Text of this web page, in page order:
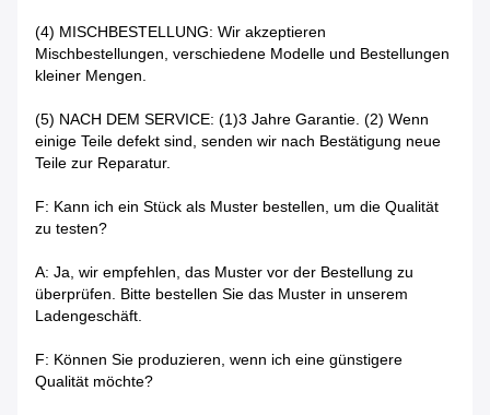
(4) MISCHBESTELLUNG: Wir akzeptieren
Mischbestellungen, verschiedene Modelle und Bestellungen
kleiner Mengen.
(5) NACH DEM SERVICE: (1)3 Jahre Garantie. (2) Wenn
einige Teile defekt sind, senden wir nach Bestätigung neue
Teile zur Reparatur.
F: Kann ich ein Stück als Muster bestellen, um die Qualität
zu testen?
A: Ja, wir empfehlen, das Muster vor der Bestellung zu
überprüfen. Bitte bestellen Sie das Muster in unserem
Ladengeschäft.
F: Können Sie produzieren, wenn ich eine günstigere
Qualität möchte?